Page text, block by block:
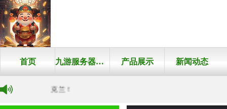
首页 九游服务器充值码免费有介绍 产品展示 新闻动态
，震惊奥克兰！